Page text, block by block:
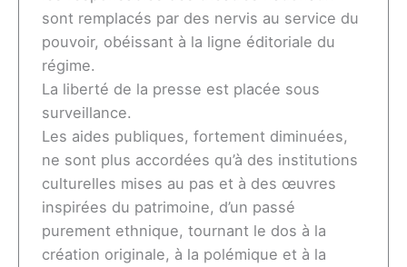
sont remplacés par des nervis au service du
pouvoir, obéissant à la ligne éditoriale du
régime.
La liberté de la presse est placée sous
surveillance.
Les aides publiques, fortement diminuées,
ne sont plus accordées qu’à des institutions
culturelles mises au pas et à des œuvres
inspirées du patrimoine, d’un passé
purement ethnique, tournant le dos à la
création originale, à la polémique et à la